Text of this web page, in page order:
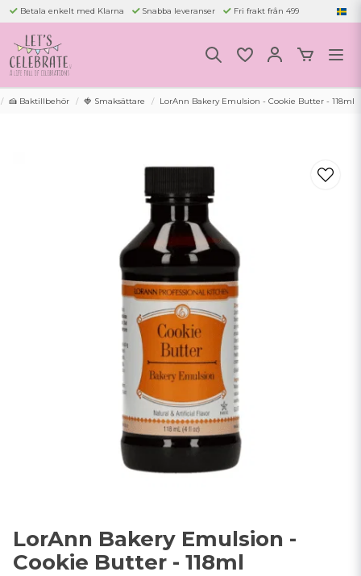
Betala enkelt med Klarna Snabba leveranser Fri frakt från 499
🍰 Baktillbehör 🍓 Smaksättare LorAnn Bakery Emulsion - Cookie Butter - 118ml
LorAnn Bakery Emulsion -
Cookie Butter - 118ml